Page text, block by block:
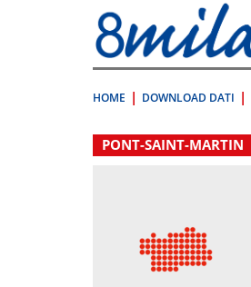
direttamente
a:
Contenuto
HOME DOWNLOAD DATI
.
PONT-SAINT-MARTIN